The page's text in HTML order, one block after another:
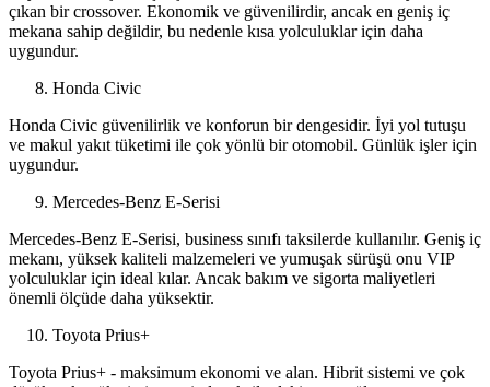
çıkan bir crossover. Ekonomik ve güvenilirdir, ancak en geniş iç
mekana sahip değildir, bu nedenle kısa yolculuklar için daha
uygundur.
Honda Civic
Honda Civic güvenilirlik ve konforun bir dengesidir. İyi yol tutuşu
ve makul yakıt tüketimi ile çok yönlü bir otomobil. Günlük işler için
uygundur.
Mercedes-Benz E-Serisi
Mercedes-Benz E-Serisi, business sınıfı taksilerde kullanılır. Geniş iç
mekanı, yüksek kaliteli malzemeleri ve yumuşak sürüşü onu VIP
yolculuklar için ideal kılar. Ancak bakım ve sigorta maliyetleri
önemli ölçüde daha yüksektir.
Toyota Prius+
Toyota Prius+ - maksimum ekonomi ve alan. Hibrit sistemi ve çok